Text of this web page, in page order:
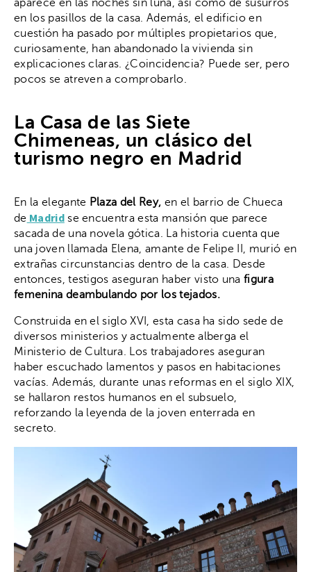
aparece en las noches sin luna, así como de susurros
en los pasillos de la casa. Además, el edificio en
cuestión ha pasado por múltiples propietarios que,
curiosamente, han abandonado la vivienda sin
explicaciones claras. ¿Coincidencia? Puede ser, pero
pocos se atreven a comprobarlo.
La Casa de las Siete
Chimeneas, un clásico del
turismo negro en Madrid
En la elegante Plaza del Rey, en el barrio de Chueca
de Madridse encuentra esta mansión que parece
sacada de una novela gótica. La historia cuenta que
una joven llamada Elena, amante de Felipe II, murió en
extrañas circunstancias dentro de la casa. Desde
entonces, testigos aseguran haber visto unafigura
femenina deambulando por los tejados.
Construida en el siglo XVI, esta casa ha sido sede de
diversos ministerios y actualmente alberga el
Ministerio de Cultura. Los trabajadores aseguran
haber escuchado lamentos y pasos en habitaciones
vacías. Además, durante unas reformas en el siglo XIX,
se hallaron restos humanos en el subsuelo,
reforzando la leyenda de la joven enterrada en
secreto.